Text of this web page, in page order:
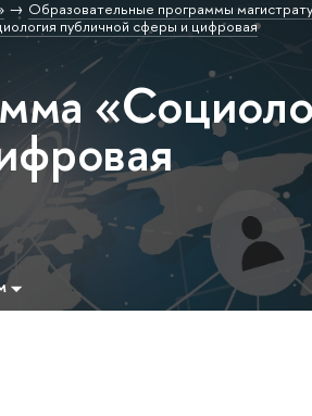
Образовательные программы
публичной сферы и цифровая